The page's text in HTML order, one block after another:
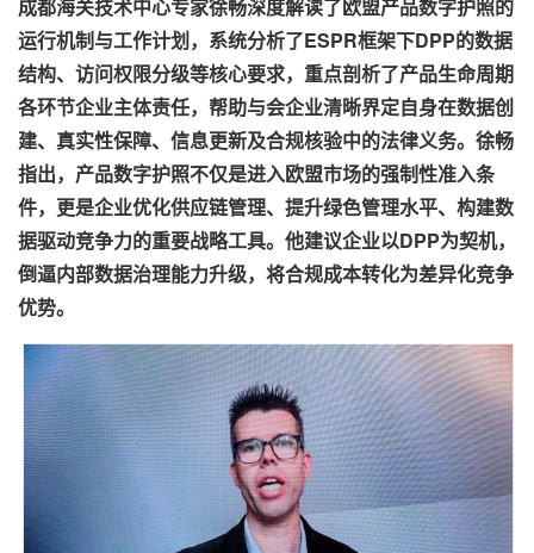
成都海关技术中心专家徐畅深度解读了欧盟产品数字护照的
运行机制与工作计划，系统分析了ESPR框架下DPP的数据
结构、访问权限分级等核心要求，重点剖析了产品生命周期
各环节企业主体责任，帮助与会企业清晰界定自身在数据创
建、真实性保障、信息更新及合规核验中的法律义务。徐畅
指出，产品数字护照不仅是进入欧盟市场的强制性准入条
件，更是企业优化供应链管理、提升绿色管理水平、构建数
据驱动竞争力的重要战略工具。他建议企业以DPP为契机，
倒逼内部数据治理能力升级，将合规成本转化为差异化竞争
优势。